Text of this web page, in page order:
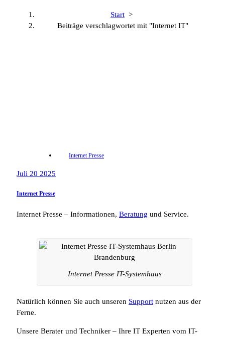
Start >
Beiträge verschlagwortet mit "Internet IT"
Internet Presse
Juli 20 2025
Internet Presse
Internet Presse – Informationen, Beratung und Service.
Internet Presse IT-Systemhaus
Natürlich können Sie auch unseren Support nutzen aus der
Ferne.
Unsere Berater und Techniker – Ihre IT Experten vom IT-